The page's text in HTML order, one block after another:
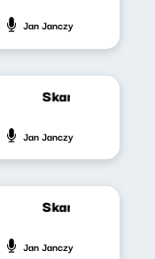
Jan Janczy
Skandynawskim
Jan Janczy
Skandynawskim
Jan Janczy